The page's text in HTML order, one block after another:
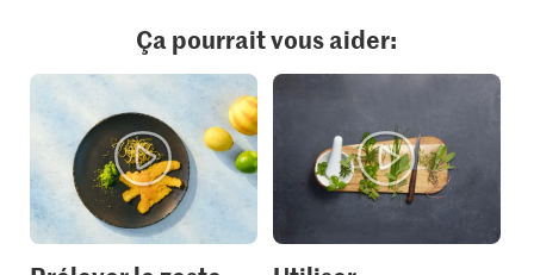
Ça pourrait vous aider: